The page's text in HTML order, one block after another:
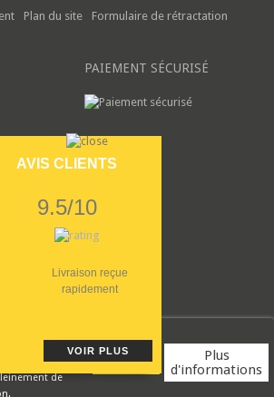
pour
et nous
leur
de
Plus
d'informations
Plan du site Formulaire de rétractation
PAIEMENT SÉCURISÉ
AVIS CLIENTS
9.5/10
Livraison reçue
rapidement
VOIR PLUS